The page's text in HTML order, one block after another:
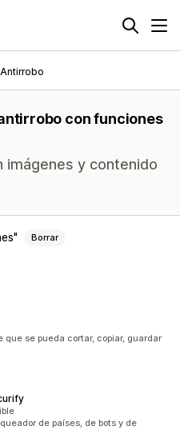
Antirrobo
con funciones
imágenes y contenido
Borrar
que se pueda cortar, copiar, guardar
de países, de bots y de